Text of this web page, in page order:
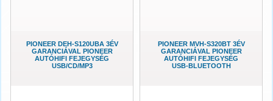
PIONEER DEH-S120UBA 3ÉV
GARANCIÁVAL PIONEER
AUTÓHIFI FEJEGYSÉG
USB/CD/MP3
PIONEER MVH-S320BT 3ÉV
GARANCIÁVAL PIONEER
AUTÓHIFI FEJEGYSÉG
USB-BLUETOOTH